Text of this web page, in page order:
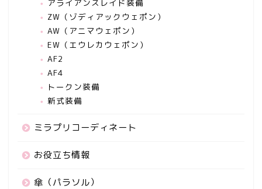
アライアンスレイド装備
ZW（ゾディアックウェポン）
AW（アニマウェポン）
EW（エウレカウェポン）
AF2
AF4
トークン装備
新式装備
ミラプリコーディネート
お役立ち情報
傘（パラソル）